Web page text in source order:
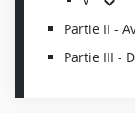
Partie II -
Partie III -